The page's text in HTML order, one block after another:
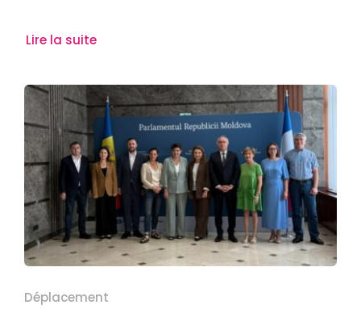
Lire la suite
Déplacement